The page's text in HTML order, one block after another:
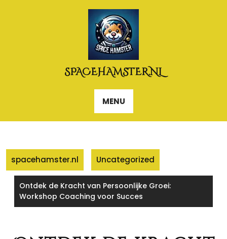
SPACEHAMSTER.NL
MENU
spacehamster.nl Uncategorized
Ontdek de Kracht van Persoonlijke Groei:
Workshop Coaching voor Succes